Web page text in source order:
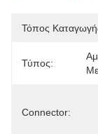
Τόπος
Τύπος:
Connector: